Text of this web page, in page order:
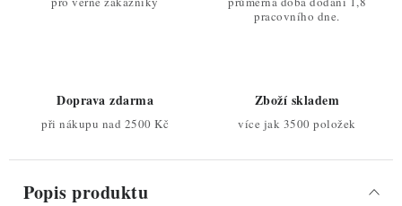
pracovního dne.
Doprava zdarma
při nákupu nad 2500 Kč
Zboží skladem
více jak 3500 položek
Popis produktu